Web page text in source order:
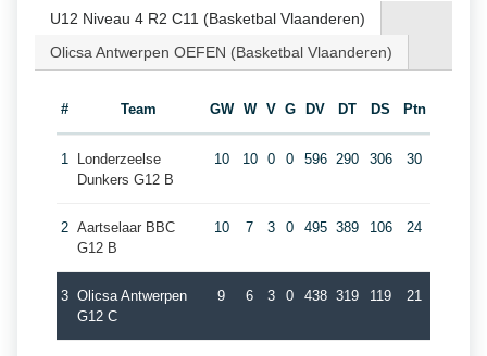
U12 Niveau 4 R2 C11 (Basketbal Vlaanderen)
Olicsa Antwerpen OEFEN (Basketbal Vlaanderen)
# Team GW W V G DV DT DS Ptn
1
Londerzeelse
Dunkers G12 B
10 10 0 0 596 290 306 30
2 Aartselaar BBC
G12 B
10 7 3 0 495 389 106 24
3 Olicsa Antwerpen
G12 C
9 6 3 0 438 319 119 21